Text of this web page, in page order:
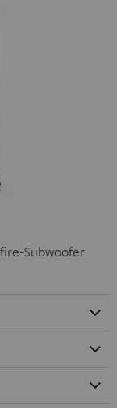
Subwoofer